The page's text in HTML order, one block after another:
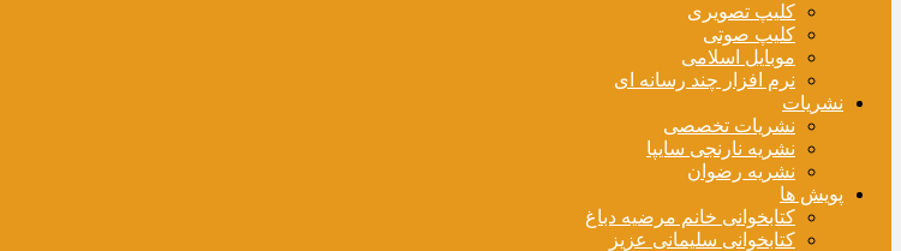
کلیپ تصویری
کلیپ صوتی
موبایل اسلامی
نرم افزار چند رسانه ای
نشریات
نشریات تخصصی
نشریه نارنجی سایپا
نشریه رضوان
پویش ها
کتابخوانی خانم مرضیه دباغ
کتابخوانی سلیمانی عزیز